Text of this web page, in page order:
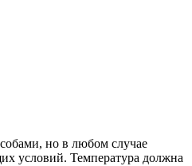
но в любом случае
условий. Температура должна